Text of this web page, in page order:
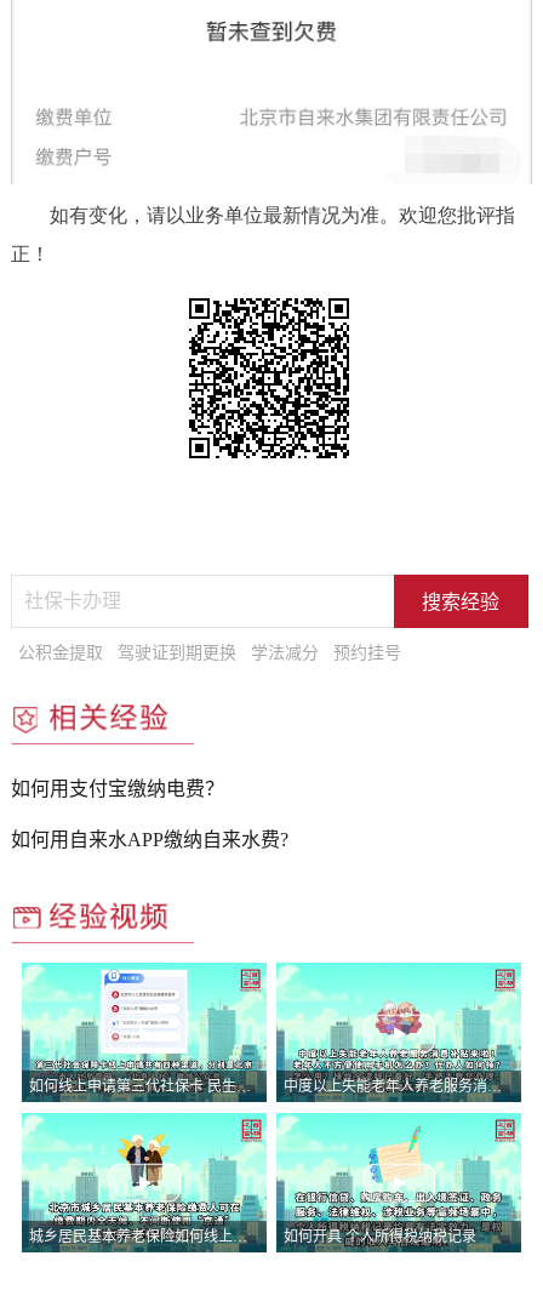
如有变化，请以业务单位最新情况为准。欢迎您批评指
正！